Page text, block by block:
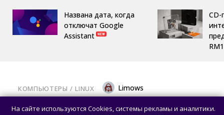
Названа дата, когда
отключат Google
Assistant
CD-
RM1
КОМПЬЮТЕРЫ / LINUX Limows
Вышла библиотека Mesa 26.2.0: крупный
На сайте используются Cookies, системы рекламы и аналитики.